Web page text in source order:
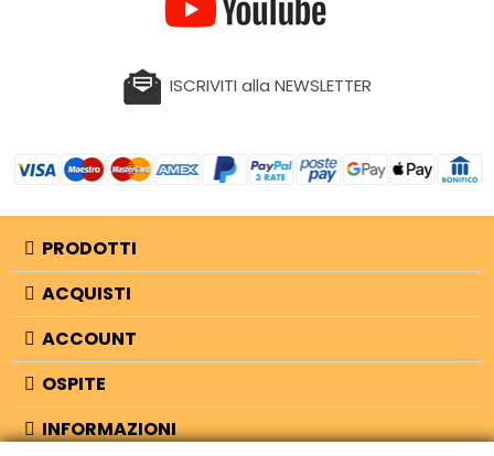
ISCRIVITI alla NEWSLETTER
PRODOTTI
ACQUISTI
ACCOUNT
OSPITE
INFORMAZIONI